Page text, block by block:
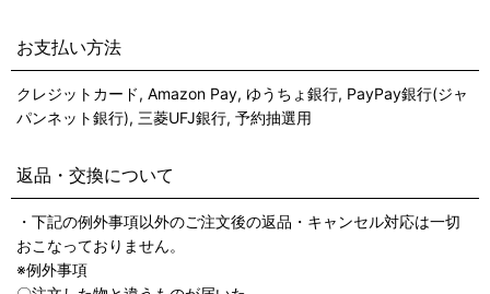
お支払い方法
クレジットカード, Amazon Pay, ゆうちょ銀行, PayPay銀行(ジャ
パンネット銀行), 三菱UFJ銀行, 予約抽選用
返品・交換について
・下記の例外事項以外のご注文後の返品・キャンセル対応は一切
おこなっておりません。
※例外事項